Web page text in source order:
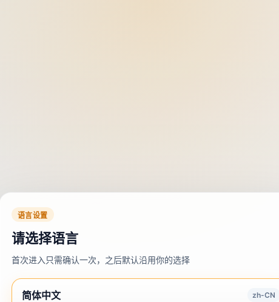
语言设置
请选择语言
首次进入只需确认一次，之后默认沿用你的选择
简体中文 zh-CN